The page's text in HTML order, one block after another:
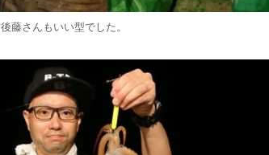
後藤さんもいい型でした。